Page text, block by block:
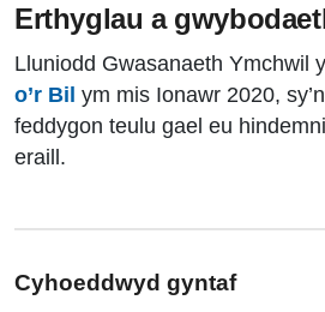
Erthyglau a
Lluniodd Gwasanaeth Ymchwil
o’r Bil ym mis Ionawr 2020,
feddygon teulu gael eu
eraill.
Cyhoeddwyd gyntaf